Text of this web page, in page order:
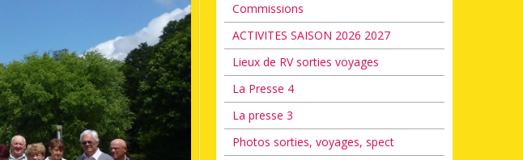
Commissions
ACTIVITES SAISON 2026 2027
Lieux de RV sorties voyages
La Presse 4
La presse 3
Photos sorties, voyages, spect